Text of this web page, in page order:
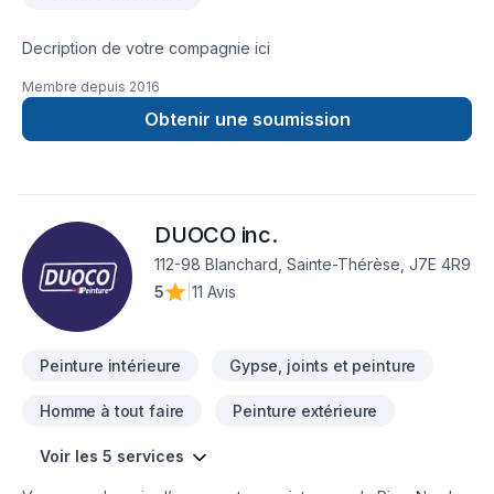
des délais,Et surtout, la tranquillité d’esprit de confier vos
Rénovation J.R. inc., nous croyons que votre maison mérite
mieux que du travail improvisé. C’est pourquoi nous
transformons chaque projet en un investissement durable qui
Decription de votre compagnie ici
Membre depuis 2016
Obtenir une soumission
DUOCO inc.
112-98 Blanchard, Sainte-Thérèse, J7E 4R9
5
11 Avis
Peinture intérieure Gypse, joints et peinture
Homme à tout faire Peinture extérieure
Voir les 5 services